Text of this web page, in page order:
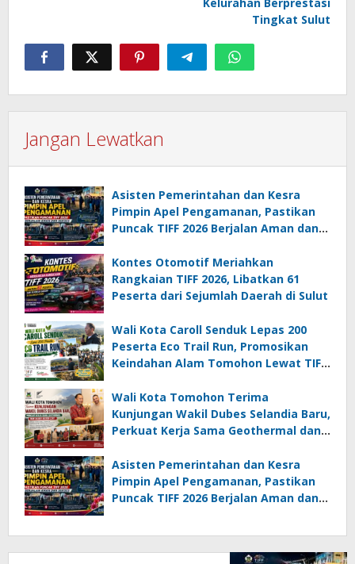
Tingkat Sulut
Jangan Lewatkan
Asisten Pemerintahan dan Kesra
Pimpin Apel Pengamanan, Pastikan
Puncak TIFF 2026 Berjalan Aman dan
Kontes Otomotif Meriahkan
Rangkaian TIFF 2026, Libatkan 61
Peserta dari Sejumlah Daerah di Sulut
Wali Kota Caroll Senduk Lepas 200
Peserta Eco Trail Run, Promosikan
Keindahan Alam Tomohon Lewat TIFF
Wali Kota Tomohon Terima
Kunjungan Wakil Dubes Selandia Baru,
Perkuat Kerja Sama Geothermal dan
Asisten Pemerintahan dan Kesra
Pimpin Apel Pengamanan, Pastikan
Puncak TIFF 2026 Berjalan Aman dan